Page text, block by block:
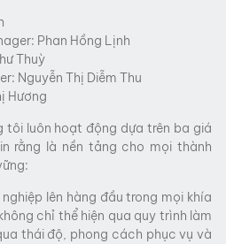
Phan Hồng Lịnh
Thuỳ
Nguyễn Thị Diễm Thu
Hương
tôi luôn hoạt động dựa trên ba giá
rằng là nền tảng cho mọi thành
lên hàng đầu trong mọi khía
chỉ thể hiện qua quy trình làm
thái độ, phong cách phục vụ và